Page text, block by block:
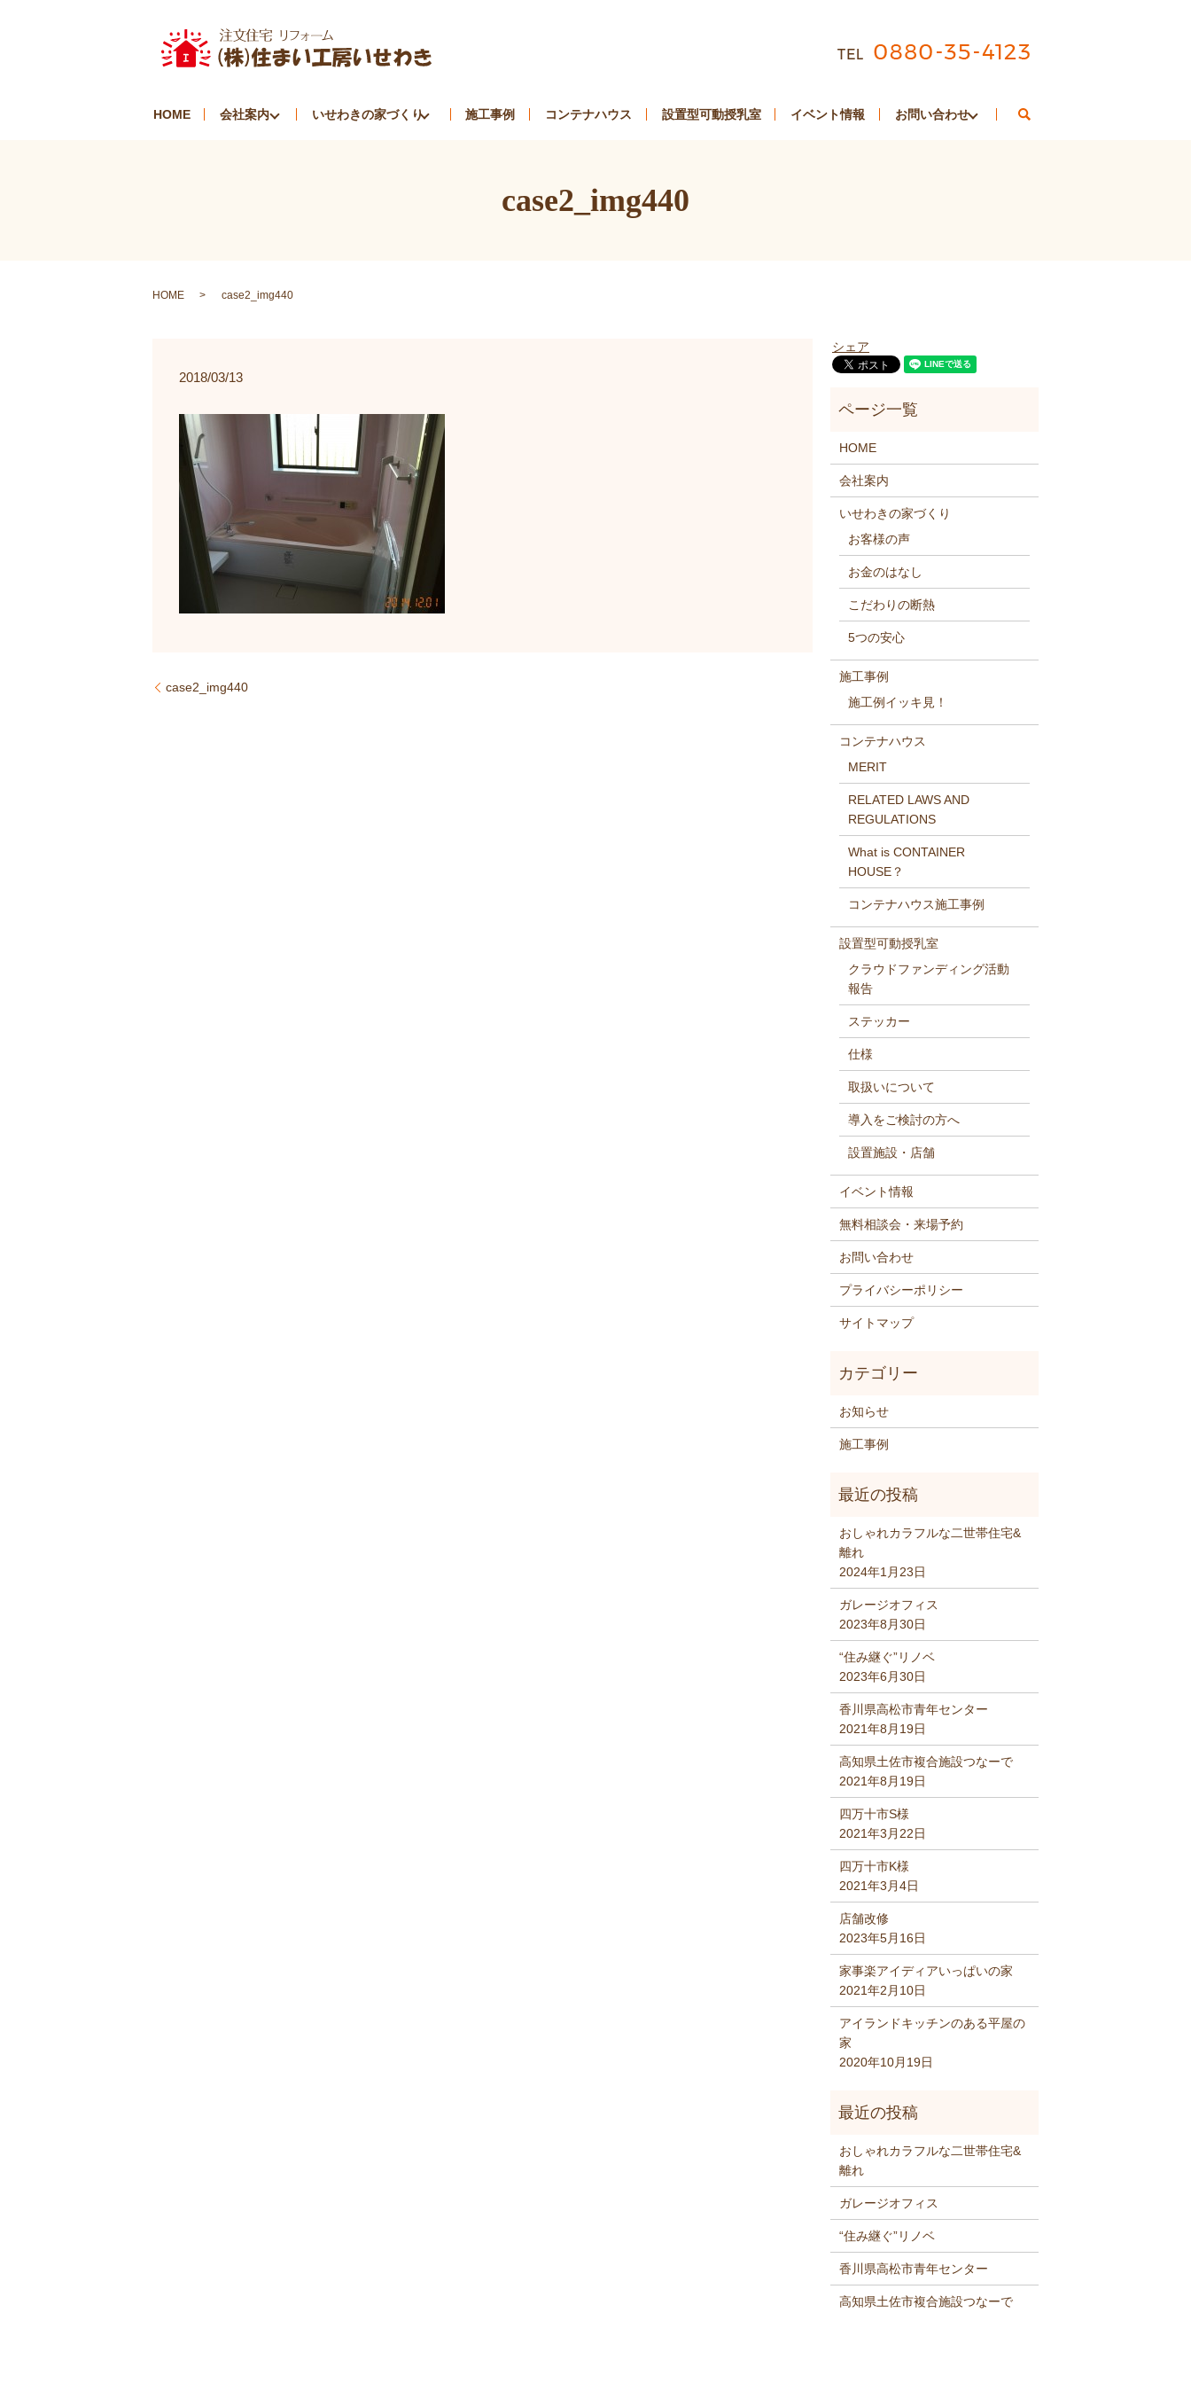
HOME 会社案内 いせわきの家づくり 施工事例 コンテナハウス 設置型可動授乳室 イベント情報 お問い合わせ
case2_img440
HOME case2_img440
2018/03/13
case2_img440
シェア
HOME
会社案内
いせわきの家づくり
お客様の声
お金のはなし
こだわりの断熱
5つの安心
施工事例
施工例イッキ見！
コンテナハウス
MERIT
RELATED LAWS AND
REGULATIONS
What is CONTAINER
HOUSE？
コンテナハウス施工事例
設置型可動授乳室
クラウドファンディング活動
報告
ステッカー
仕様
取扱いについて
導入をご検討の方へ
設置施設・店舗
イベント情報
無料相談会・来場予約
お問い合わせ
プライバシーポリシー
サイトマップ
お知らせ
施工事例
おしゃれカラフルな二世帯住宅&
離れ
2024年1月23日
ガレージオフィス
2023年8月30日
“住み継ぐ”リノベ
2023年6月30日
香川県高松市青年センター
2021年8月19日
高知県土佐市複合施設つなーで
2021年8月19日
四万十市S様
2021年3月22日
四万十市K様
2021年3月4日
店舗改修
2023年5月16日
家事楽アイディアいっぱいの家
2021年2月10日
アイランドキッチンのある平屋の
家
2020年10月19日
おしゃれカラフルな二世帯住宅&
離れ
ガレージオフィス
“住み継ぐ”リノベ
香川県高松市青年センター
高知県土佐市複合施設つなーで